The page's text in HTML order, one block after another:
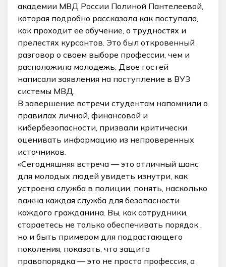
академии МВД России Полиной Пантелеевой,
которая подробно рассказала как поступала,
как проходит ее обучение, о трудностях и
прелестях курсантов. Это был откровенный
разговор о своем выборе профессии, чем и
расположила молодежь. Двое гостей
написали заявления на поступление в ВУЗ
системы МВД.
В завершение встречи студентам напомнили о
правилах личной, финансовой и
кибербезопасности, призвали критически
оценивать информацию из непроверенных
источников.
«Сегодняшняя встреча — это отличный шанс
для молодых людей увидеть изнутри, как
устроена служба в полиции, понять, насколько
важна каждая служба для безопасности
каждого гражданина. Вы, как сотрудники,
стараетесь не только обеспечивать порядок ,
но и быть примером для подрастающего
поколения, показать, что защита
правопорядка — это не просто профессия, а